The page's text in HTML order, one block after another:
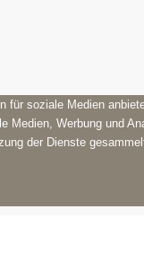
soziale Medien
Medien, Werbung und
der Dienste